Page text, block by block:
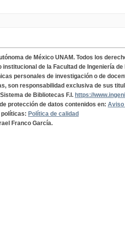
de México UNAM. Todos los
institucional de la Facultad de Ingeniería
personales de investigación o de
son responsabilidad exclusiva de sus
de Bibliotecas F.I. https://
protección de datos contenidos en: Aviso
políticas: Política de calidad
Franco García.